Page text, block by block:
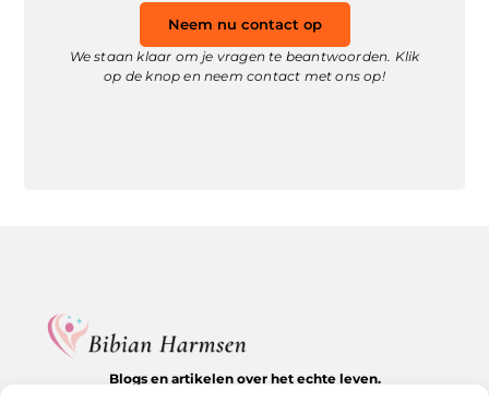
Neem nu contact op
We staan klaar om je vragen te beantwoorden. Klik
op de knop en neem contact met ons op!
Blogs en artikelen over het echte leven.